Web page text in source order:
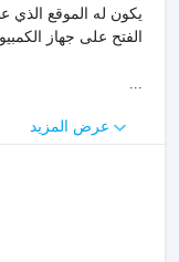
يكون له الموقع الذي
الفتح على جهاز
عرض المزيد